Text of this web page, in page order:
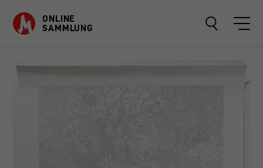
ONLINE
SAMMLUNG
OBJEKTE
SAMMLUNGEN